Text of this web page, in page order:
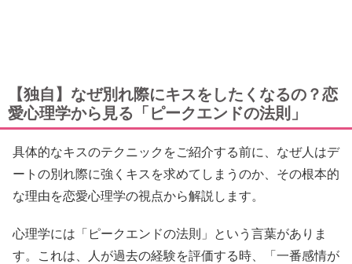
【独自】なぜ別れ際にキスをしたくなるの？恋
愛心理学から見る「ピークエンドの法則」
具体的なキスのテクニックをご紹介する前に、なぜ人はデ
ートの別れ際に強くキスを求めてしまうのか、その根本的
な理由を恋愛心理学の視点から解説します。
心理学には「ピークエンドの法則」という言葉がありま
す。これは、人が過去の経験を評価する時、「一番感情が